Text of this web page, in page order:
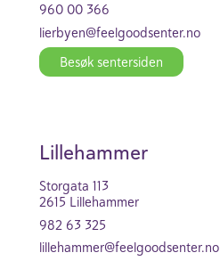
960 00 366
lier­byen@feel­good­se­nter.no
Besøk senter­siden
Lille­hammer
Stor­gata 113
2615 Lille­hammer
982 63 325
lille­hammer@feel­good­se­nter.no